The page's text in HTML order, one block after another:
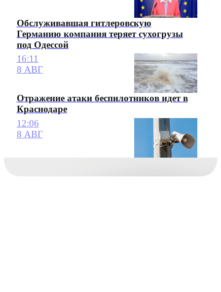
Обслуживавшая гитлеровскую
Германию компания теряет сухогрузы
под Одессой
16:11
8 АВГ
Отражение атаки беспилотников идет в
Краснодаре
12:06
8 АВГ